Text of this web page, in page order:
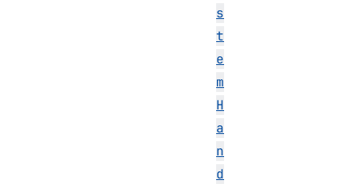
s
t
e
m
H
a
n
d